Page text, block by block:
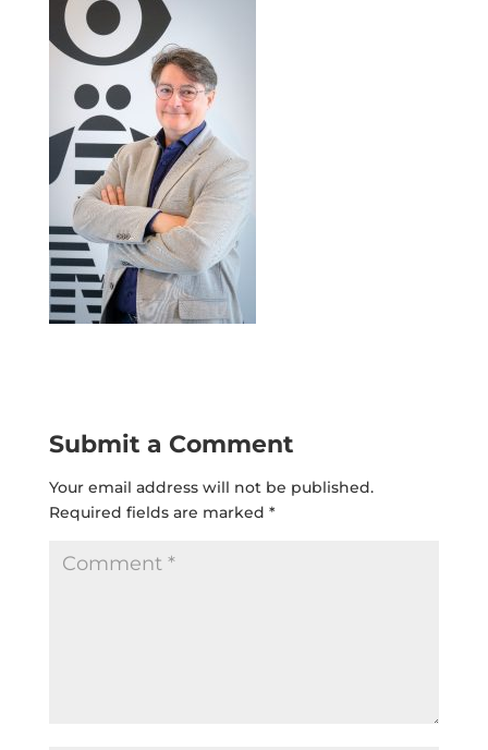
Submit a Comment
Your email address will not be published.
Required fields are marked *